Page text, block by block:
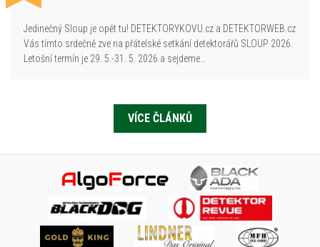
Jedinečný Sloup je opět tu! DETEKTORYKOVU.cz a DETEKTORWEB.cz
Vás tímto srdečně zve na přátelské setkání detektorářů SLOUP 2026.
Letošní termín je 29. 5.-31. 5. 2026 a sejdeme…
VÍCE ČLÁNKŮ